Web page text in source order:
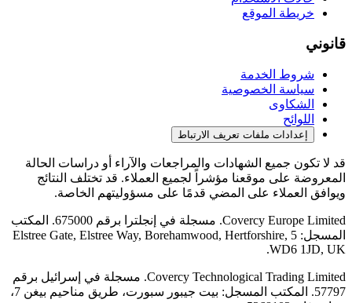
خريطة الموقع
قانوني
شروط الخدمة
سياسة الخصوصية
الشكاوى
اللوائح
إعدادات ملفات تعريف الارتباط
قد لا تكون جميع الشهادات والمراجعات والآراء أو دراسات الحالة
المعروضة على موقعنا مؤشراً لجميع العملاء. قد تختلف النتائج
ويوافق العملاء على المضي قدمًا على مسؤوليتهم الخاصة.
Covercy Europe Limited. مسجلة في إنجلترا برقم 675000. المكتب
المسجل: 5 Elstree Gate, Elstree Way, Borehamwood, Hertforshire,
WD6 1JD, UK.
Covercy Technological Trading Limited. مسجلة في إسرائيل برقم
57797. المكتب المسجل: بيت جيبور سبورت، طريق مناحيم بيغن 7،